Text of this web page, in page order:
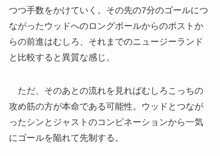
つつ手数をかけていく。その先の7分のゴールにつ
ながったウッドへのロングボールからのポストか
らの前進はむしろ、それまでのニュージーランド
と比較すると異質な感じ。
ただ、そのあとの流れを見ればむしろこっちの
攻め筋の方が本命である可能性。ウッドとつなが
ったシンとジャストのコンビネーションから一気
にゴールを陥れて先制する。